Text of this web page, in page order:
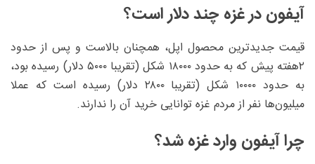
آیفون در غزه چند دلار است؟
قیمت جدیدترین محصول اپل، همچنان بالاست و پس از حدود
۲هفته پیش که به حدود ۱۸۰۰۰ شکل (تقریبا ۵۰۰۰ دلار) رسیده بود،
به حدود ۱۰۰۰۰ شکل (تقریبا ۲۸۰۰ دلار) رسیده است که عملا
میلیون‌ها نفر از مردم غزه توانایی خرید آن را ندارند.
چرا آیفون وارد غزه شد؟